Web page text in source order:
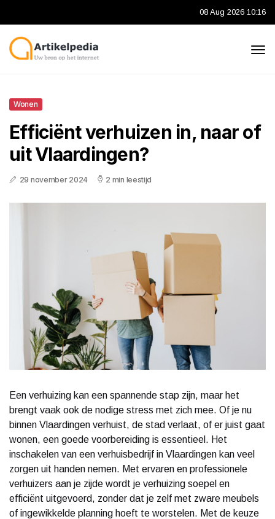
08 Aug 2026 10:16
Wonen
Efficiënt verhuizen in, naar of
uit Vlaardingen?
29 november 2024 2 min leestijd
Een verhuizing kan een spannende stap zijn, maar het
brengt vaak ook de nodige stress met zich mee. Of je nu
binnen Vlaardingen verhuist, de stad verlaat, of er juist gaat
wonen, een goede voorbereiding is essentieel. Het
inschakelen van een verhuisbedrijf in Vlaardingen kan veel
zorgen uit handen nemen. Met ervaren en professionele
verhuizers aan je zijde wordt je verhuizing soepel en
efficiënt uitgevoerd, zonder dat je zelf met zware meubels
of ingewikkelde planning hoeft te worstelen. Met de keuze